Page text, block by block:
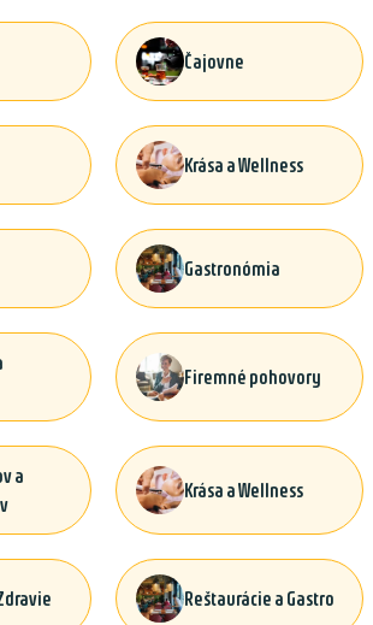
Čajovne
Krása a Wellness
Gastronómia
Firemné pohovory
a
Krása a Wellness
Reštaurácie a Gastro